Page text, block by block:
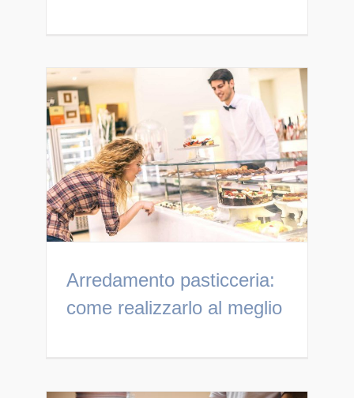
Arredamento pasticceria:
come realizzarlo al meglio